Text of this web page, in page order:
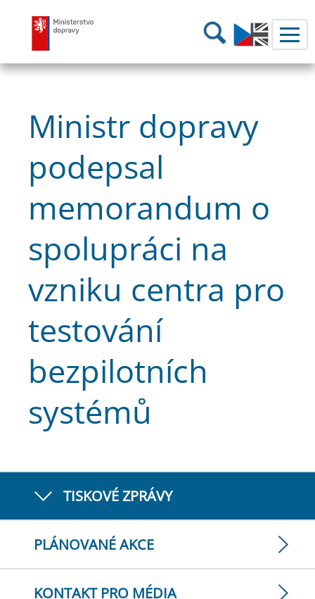
Ministerstvo dopravy Hledání
Ministr dopravy
podepsal
memorandum o
spolupráci na
vzniku centra pro
testování
bezpilotních
systémů
TISKOVÉ ZPRÁVY
PLÁNOVANÉ AKCE
KONTAKT PRO MÉDIA